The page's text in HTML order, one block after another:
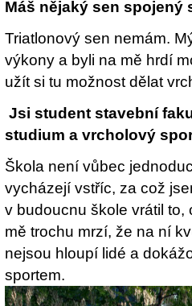
Máš nějaký sen spojený
Triatlonový sen nemám.
výkony a byli na mě hrdí
užít si tu možnost dělat
Jsi student stavební
studium a vrcholový
Škola není vůbec
vycházejí vstříc, za což
v budoucnu škole vrátil
mě trochu mrzí, že na ní
nejsou hloupí lidé a
sportem.